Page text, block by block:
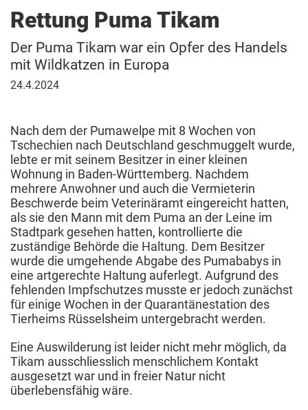
Rettung Puma Tikam
Der Puma Tikam war ein Opfer des Handels
mit Wildkatzen in Europa
24.
24.4.2024
Nach dem der Pumawelpe mit 8 Wochen von
Tschechien nach Deutschland geschmuggelt wurde,
lebte er mit seinem Besitzer in einer kleinen
Wohnung in Baden-Württemberg. Nachdem
mehrere Anwohner und auch die Vermieterin
Beschwerde beim Veterinäramt eingereicht hatten,
als sie den Mann mit dem Puma an der Leine im
Stadtpark gesehen hatten, kontrollierte die
zuständige Behörde die Haltung. Dem Besitzer
wurde die umgehende Abgabe des Pumababys in
eine artgerechte Haltung auferlegt. Aufgrund des
fehlenden Impfschutzes musste er jedoch zunächst
für einige Wochen in der Quarantänestation des
Tierheims Rüsselsheim untergebracht werden.
Eine Auswilderung ist leider nicht mehr möglich, da
Tikam ausschliesslich menschlichem Kontakt
ausgesetzt war und in freier Natur nicht
überlebensfähig wäre.